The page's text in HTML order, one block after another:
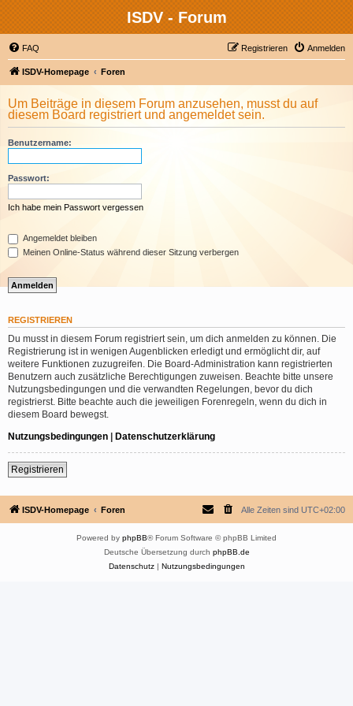
ISDV - Forum
FAQ Anmelden
Registrieren
ISDV-Homepage Foren
Um Beiträge in diesem Forum anzusehen, musst du auf
diesem Board registriert und angemeldet sein.
Benutzername:
Passwort:
Ich habe mein Passwort vergessen
Angemeldet bleiben
Meinen Online-Status während dieser Sitzung verbergen
REGISTRIEREN
Du musst in diesem Forum registriert sein, um dich anmelden zu können. Die
Registrierung ist in wenigen Augenblicken erledigt und ermöglicht dir, auf
weitere Funktionen zuzugreifen. Die Board-Administration kann registrierten
Benutzern auch zusätzliche Berechtigungen zuweisen. Beachte bitte unsere
Nutzungsbedingungen und die verwandten Regelungen, bevor du dich
registrierst. Bitte beachte auch die jeweiligen Forenregeln, wenn du dich in
diesem Board bewegst.
Nutzungsbedingungen | Datenschutzerklärung
Registrieren
ISDV-Homepage Foren Alle Zeiten sind UTC+02:00
Powered by phpBB® Forum Software © phpBB Limited
Deutsche Übersetzung durch phpBB.de
Datenschutz| Nutzungsbedingungen